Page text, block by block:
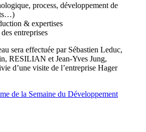
process, développement de
& expertises
entreprises
sera effectuée par Sébastien Leduc,
RESILIAN et Jean-Yves Jung,
d’une visite de l’entreprise Hager
de la Semaine du Développement